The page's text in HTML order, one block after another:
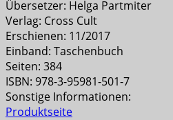
Übersetzer: Helga Partmiter
Verlag: Cross Cult
Erschienen: 11/2017
Einband: Taschenbuch
Seiten: 384
ISBN: 978-3-95981-501-7
Sonstige Informationen:
Produktseite